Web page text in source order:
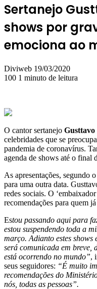
Sertanejo
shows por
emociona ao
Diviweb Mande
um
19/03/2020
100 1 minuto de leitura
O cantor sertanejo
celebridades que se
pandemia de coronavírus.
agenda de shows até o final
As apresentações, segundo o
para uma outra data.
redes sociais. O
recomendações para quem
Estou passando aqui para
estou suspendendo toda a
março. Adianto estes
será comunicada em breve,
está ocorrendo no mundo”,
seus seguidores: “É muito
recomendações do
nós, todas as pessoas”.